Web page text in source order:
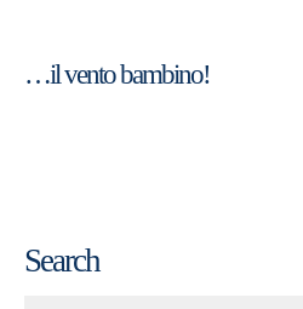
Navigazione
…il vento bambino!
Search